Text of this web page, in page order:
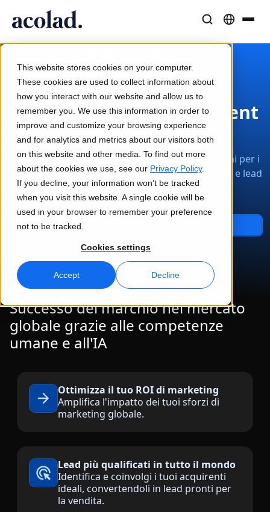
This website stores cookies on your computer.
These cookies are used to collect information about
how you interact with our website and allow us to
remember you. We use this information in order to
improve and customize your browsing experience
and for analytics and metrics about our visitors both
on this website and other media. To find out more
about the cookies we use, see our Privacy Policy.
If you decline, your information won’t be tracked
when you visit this website. A single cookie will be
used in your browser to remember your preference
not to be tracked.
Cookies settings
Accept Decline
Traduzione
Velocità dell’IA, precisione umana
Interpretariato
Comunicazione fluida ovunque
Media e Intrattenimento
Porta le storie su ogni schermo
Consulenza e Outsourcing
Raggiungi e converti a livello globale
Trascrizione
Servizi Dati
Migliora l’IA con dati affidabili
Tutte le soluzioni
Soluzioni per Settore
Lia Translate
Traduzioni istantanee coerenti con il brand
Connettività
Integrazione dei workflow semplificata
Interpretariato AI
Traduzione vocale in tempo reale
Controllo qualità
Doppiaggio efficiente su larga scala
Servizi dati AI
Scopri Lia
Case di successo
Risultati concreti dai nostri clienti
Articoli
Opinioni di esperti sui contenuti globali
Ebook
Guide e strategie approfondite
Webinar on-demand
Padroneggiare la traduzione AI per brand globali
Consigli per migliorare efficienza, scalabilità e qualità
Informazioni su Acolad
Sostenibilità
Partner
Notizie
Sedi
Costruisci il tuo futuro con noi
Opportunità freelance
Soluzioni globali di content
marketing
Rafforza il marketing internazionale con soluzioni per i
contenuti ideate per migliorare brand awareness e lead
generation.
Successo del marchio nel mercato
globale grazie alle competenze
umane e all'IA
Ottimizza il tuo ROI di marketing
Amplifica l'impatto dei tuoi sforzi di
marketing globale.
Lead più qualificati in tutto il mondo
Identifica e coinvolgi i tuoi acquirenti
ideali, convertendoli in lead pronti per
la vendita.